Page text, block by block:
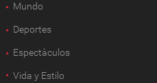
Mundo
Deportes
Espectàculos
Vida y Estilo